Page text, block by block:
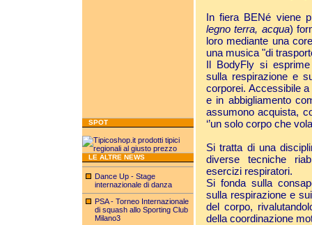
SPOT
LE ALTRE NEWS
Dance Up - Stage
internazionale di danza
PSA - Torneo Internazionale
di squash allo Sporting Club
Milano3
In fiera BENé viene
legno terra, acqua)
loro mediante una
una musica "di
Il BodyFly si esprime
sulla respirazione e
corporei. Accessibile a
e in abbigliamento
assumono acquista,
‘’un solo corpo che
Si tratta di una
diverse tecniche
esercizi respiratori.
Si fonda sulla
sulla respirazione e
del corpo,
della coordinazione